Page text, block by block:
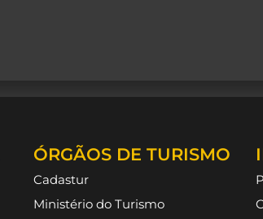
ÓRGÃOS DE TURISMO
Cadastur
Ministério do Turismo